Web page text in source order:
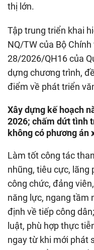
thị lớn.
Tập trung triển khai
NQ/TW của Bộ
28/2026/QH16 của
dựng chương trình,
điểm về phát triển
Xây dựng kế hoạch
2026; chấm dứt tình
không có phương án
Làm tốt công tác
nhũng, tiêu cực, lãng
công chức, đảng
năng lực, ngang tầm
định về tiếp công
luật, phù hợp thực
ngay từ khi mới phát